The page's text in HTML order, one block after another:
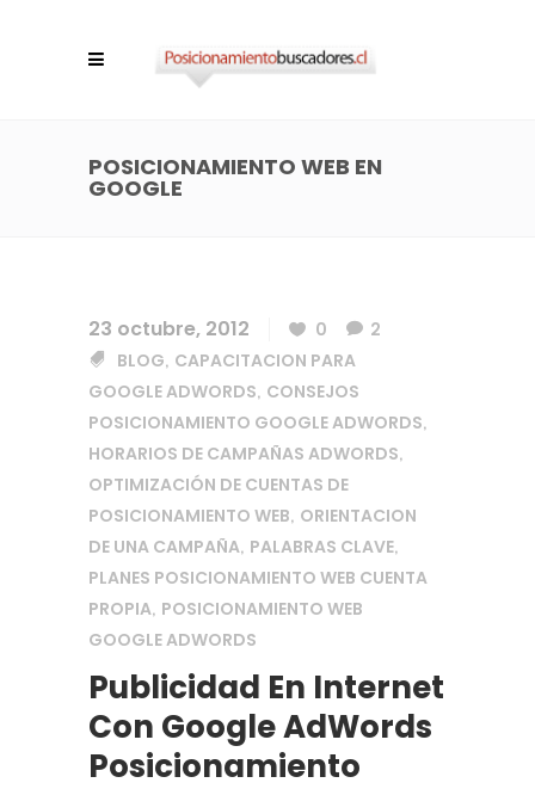
POSICIONAMIENTO WEB EN
GOOGLE
23 octubre, 2012 0
2
BLOG, CAPACITACION PARA
GOOGLE ADWORDS, CONSEJOS
POSICIONAMIENTO GOOGLE ADWORDS,
HORARIOS DE CAMPAÑAS ADWORDS,
OPTIMIZACIÓN DE CUENTAS DE
POSICIONAMIENTO WEB, ORIENTACION
DE UNA CAMPAÑA, PALABRAS CLAVE,
PLANES POSICIONAMIENTO WEB CUENTA
PROPIA, POSICIONAMIENTO WEB
GOOGLE ADWORDS
Publicidad En Internet
Con Google AdWords
Posicionamiento